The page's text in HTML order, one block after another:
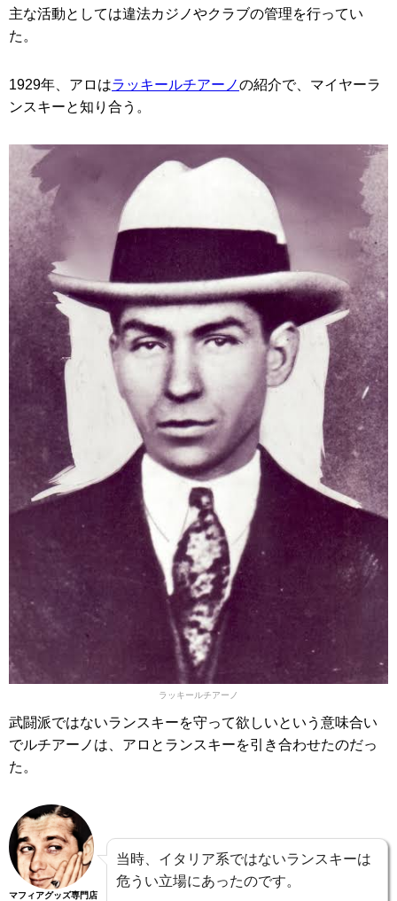
主な活動としては違法カジノやクラブの管理を行ってい
た。
1929年、アロはラッキールチアーノの紹介で、マイヤーラ
ンスキーと知り合う。
ラッキールチアーノ
武闘派ではないランスキーを守って欲しいという意味合い
でルチアーノは、アロとランスキーを引き合わせたのだっ
た。
マフィアグッズ専門店
当時、イタリア系ではないランスキーは
危うい立場にあったのです。